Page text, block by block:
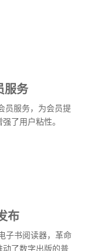
服务
员服务，为会员提
了用户粘性。
布
子书阅读器，革命
了数字出版的普